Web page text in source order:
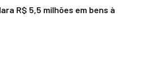
R$ 5,5 milhões em bens à